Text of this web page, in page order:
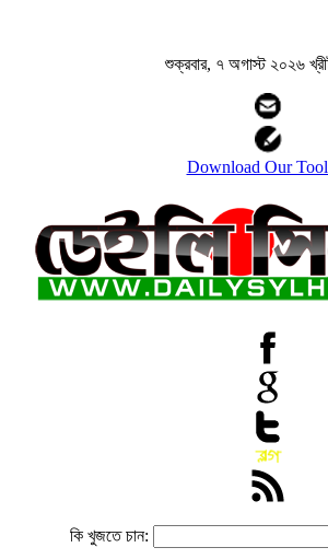
শুক্রবার, ৭ অগাস্ট ২০২৬
Download Our
কি খুজতে চান: